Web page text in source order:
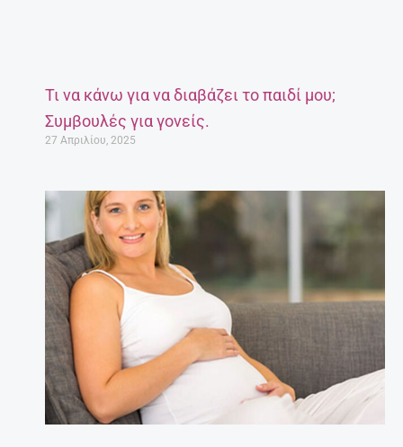
Τι να κάνω για να διαβάζει το παιδί μου;
Συμβουλές για γονείς.
27 Απριλίου, 2025